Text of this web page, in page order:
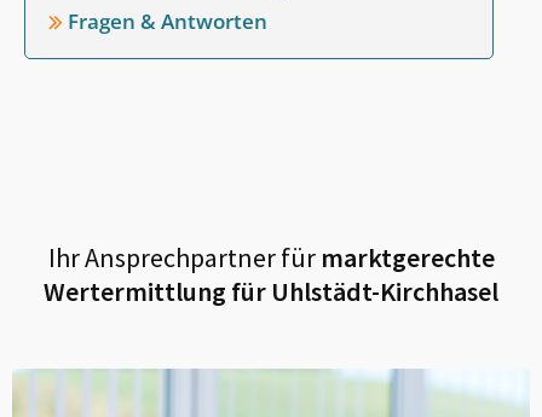
Fragen & Antworten
Ihr Ansprechpartner fürmarktgerechte
Wertermittlung für Uhlstädt-Kirchhasel